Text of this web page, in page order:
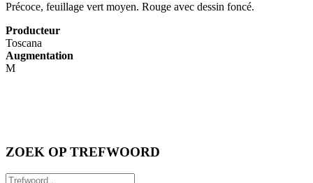
Précoce, feuillage vert moyen. Rouge avec dessin foncé.
Producteur
Toscana
Augmentation
M
ZOEK OP TREFWOORD